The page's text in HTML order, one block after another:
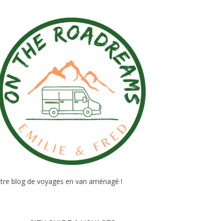
blog de voyages en van aménagé !